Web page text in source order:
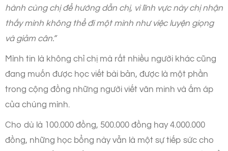
hành cùng chị để hướng dẫn chị, vì lĩnh vực này chị nhận
thấy mình không thể đi một mình như việc luyện giọng
và giảm cân.”
Mình tin là không chỉ chị mà rất nhiều người khác cũng
đang muốn được học viết bài bản, được là một phần
trong cộng đồng những người viết văn minh và ấm áp
của chúng mình.
Cho dù là 100.000 đồng, 500.000 đồng hay 4.000.000
đồng, những học bổng này vẫn là một sự tiếp sức cho